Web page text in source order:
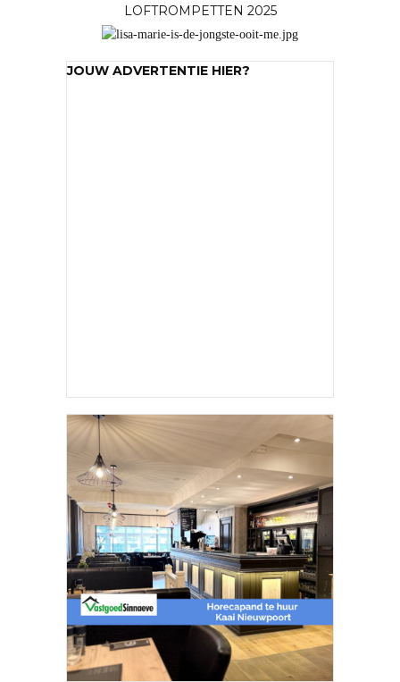
LOFTROMPETTEN 2025
JOUW ADVERTENTIE HIER?